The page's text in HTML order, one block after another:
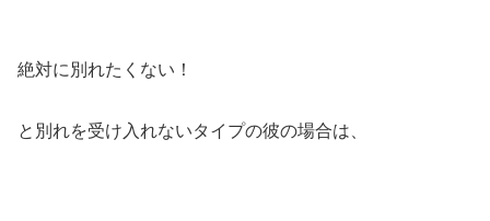
絶対に別れたくない！
と別れを受け入れないタイプの彼の場合は、